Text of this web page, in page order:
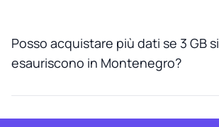
Posso acquistare più dati se 3 GB si
esauriscono in Montenegro?